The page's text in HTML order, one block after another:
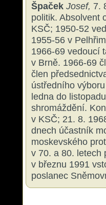
Špaček Josef, 7.
politik. Absolvent
KSČ; 1950-52
1955-56 v
1966-69 vedoucí
v Brně. 1966-69
člen
ústředního
ledna do
shromáždění.
v KSČ; 21. 8.
dnech účastník
moskevského
v 70. a 80. letech
v březnu 1991
poslanec